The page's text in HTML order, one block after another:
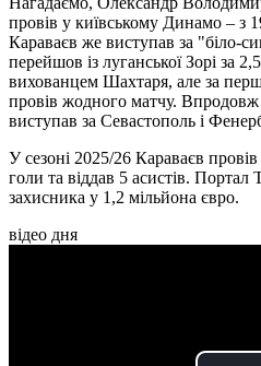
провів у київському Динамо – з
Караваєв же виступав за "біло-
перейшов із луганської Зорі за
вихованцем Шахтаря, але за
провів жодного матчу.
виступав за Севастополь і
У сезоні 2025/26 Караваєв
голи та віддав 5 асистів. Портал
захисника у 1,2 мільйона євро.
відео дня